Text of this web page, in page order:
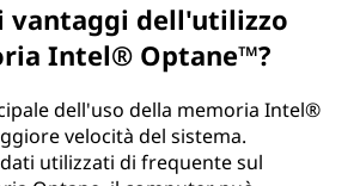
vantaggi dell'utilizzo
Intel® Optane™?
dell'uso della memoria Intel®
velocità del sistema.
utilizzati di frequente sul